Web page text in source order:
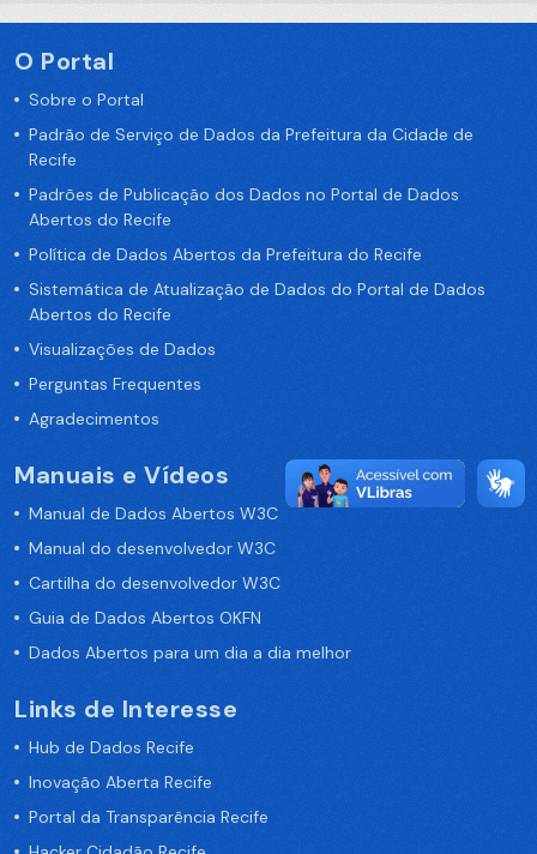
O Portal
Sobre o Portal
Padrão de Serviço de Dados da Prefeitura da Cidade de
Recife
Padrões de Publicação dos Dados no Portal de Dados
Abertos do Recife
Política de Dados Abertos da Prefeitura do Recife
Sistemática de Atualização de Dados do Portal de Dados
Abertos do Recife
Visualizações de Dados
Perguntas Frequentes
Agradecimentos
Manuais e Vídeos
Manual de Dados Abertos W3C
Manual do desenvolvedor W3C
Cartilha do desenvolvedor W3C
Guia de Dados Abertos OKFN
Dados Abertos para um dia a dia melhor
Links de Interesse
Hub de Dados Recife
Inovação Aberta Recife
Portal da Transparência Recife